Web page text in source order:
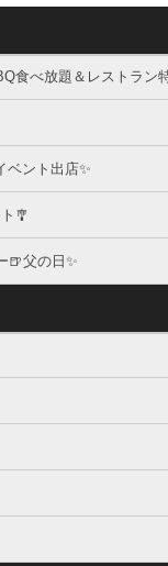
食べ放題＆レストラン
ベント出店✨
🎐
🍺父の日✨